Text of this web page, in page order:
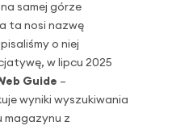
samej górze
ta nosi nazwę
o niej
w lipcu 2025
Guide –
wyniki wyszukiwania
magazynu z